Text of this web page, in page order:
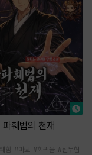
파훼법의 천재
함 #마교 #회귀물 #신무협